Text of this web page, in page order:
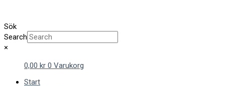
Sök
Search
×
0,00 kr 0 Varukorg
Start